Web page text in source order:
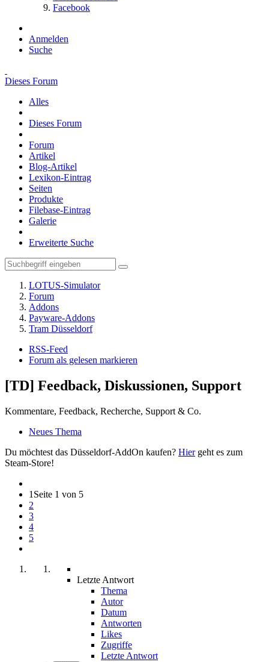
Facebook
Anmelden
Suche
Dieses Forum
Alles
Dieses Forum
Forum
Artikel
Blog-Artikel
Lexikon-Eintrag
Seiten
Produkte
Filebase-Eintrag
Galerie
Erweiterte Suche
LOTUS-Simulator
Forum
Addons
Payware-Addons
Tram Düsseldorf
RSS-Feed
Forum als gelesen markieren
[TD] Feedback, Diskussionen, Support
Kommentare, Feedback, Recherche, Support & Co.
Neues Thema
Du möchtest das Düsseldorf-AddOn kaufen? Hiergeht es zum
Steam-Store!
1 Seite 1 von 5
2
3
4
5
Letzte Antwort
Thema
Autor
Datum
Antworten
Likes
Zugriffe
Letzte Antwort